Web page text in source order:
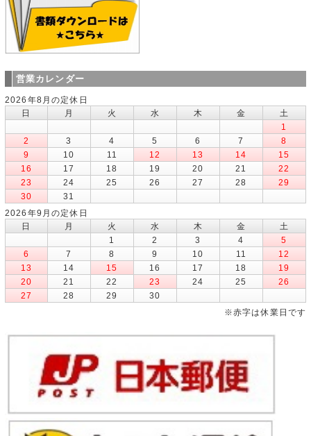
営業カレンダー
2026年8月の定休日
日
月 火 水 木 金
土
1
2
3 4 5 6 7
8
9
10 11 12 13 14
15
16
17 18 19 20 21
22
23
24 25 26 27 28
29
30
31
2026年9月の定休日
日
月 火 水 木 金
土
1
2 3 4
5
6
7 8 9 10 11
12
13
14 15 16 17 18
19
20
21 22 23 24 25
26
27
28 29
30
※赤字は休業日です